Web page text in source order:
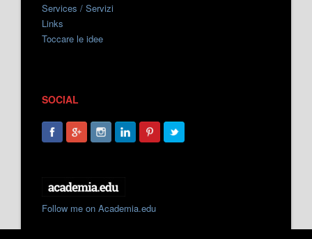
Services / Servizi
Links
Toccare le idee
SOCIAL
Follow me on Academia.edu